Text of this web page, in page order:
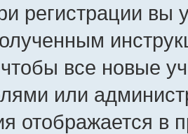
регистрации вы
все новые
или
отображается в